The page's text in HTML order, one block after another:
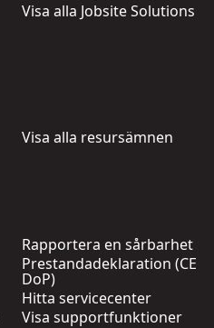
Visa alla Jobsite Solutions
Visa alla resursämnen
Rapportera en sårbarhet
Prestandadeklaration (CE
DoP)
Hitta servicecenter
Visa supportfunktioner